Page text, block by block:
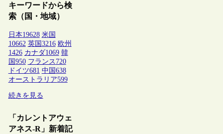
キーワードから検
索（国・地域）
日本19628 米国
10662 英国 3216 欧州
1426 カナダ1069 韓
国 950 フランス 720
ドイツ681 中国 638
オーストラリア599
続きを見る
「カレントアウェ
アネス-R」新着記